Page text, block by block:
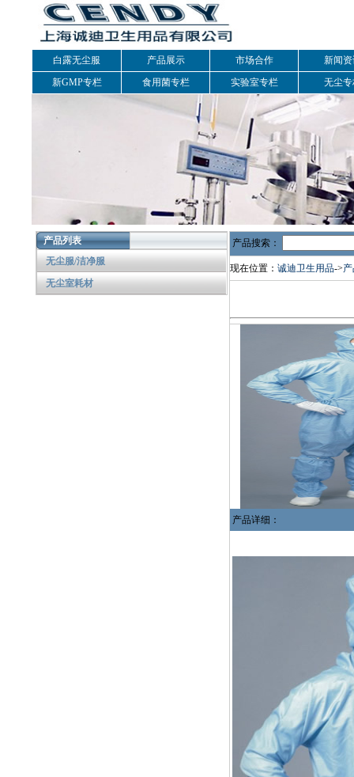
白露无尘服 产品展示 市场合作
新闻资
新GMP专栏
食用菌专栏 实验室专栏 无尘专
产品列表
无尘服/洁净服
无尘室耗材
产品搜索：
现在位置： 诚迪卫生用品->
产品详细：